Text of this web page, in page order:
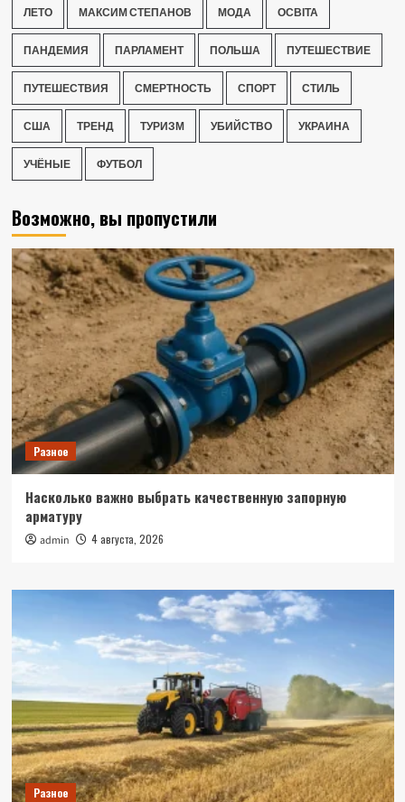
ЛЕТО МАКСИМ СТЕПАНОВ МОДА ОСВІТА
ПАНДЕМИЯ ПАРЛАМЕНТ ПОЛЬША ПУТЕШЕСТВИЕ
ПУТЕШЕСТВИЯ СМЕРТНОСТЬ СПОРТ СТИЛЬ
США ТРЕНД ТУРИЗМ УБИЙСТВО УКРАИНА
УЧЁНЫЕ ФУТБОЛ
Возможно, вы пропустили
Разное
Насколько важно выбрать качественную запорную
арматуру
admin 4 августа, 2026
Разное